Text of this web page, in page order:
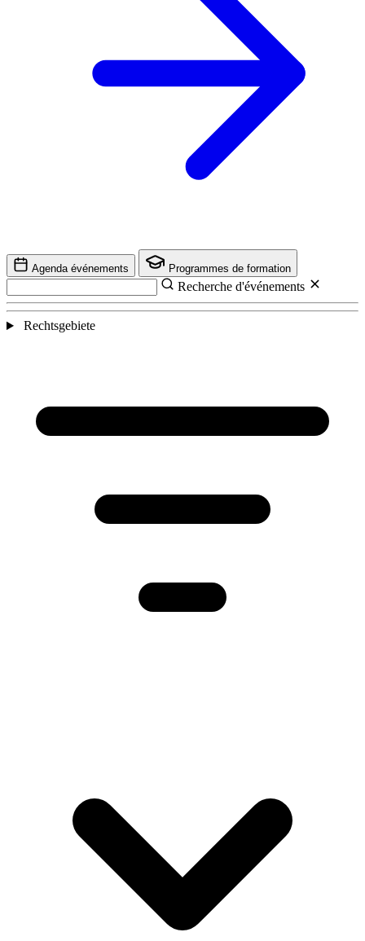
Agenda événements Programmes de formation
Recherche d'événements
Rechtsgebiete